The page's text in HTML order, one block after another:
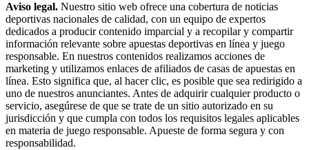
Aviso legal. Nuestro sitio web ofrece una cobertura de noticias
deportivas nacionales de calidad, con un equipo de expertos
dedicados a producir contenido imparcial y a recopilar y compartir
información relevante sobre apuestas deportivas en línea y juego
responsable. En nuestros contenidos realizamos acciones de
marketing y utilizamos enlaces de afiliados de casas de apuestas en
línea. Esto significa que, al hacer clic, es posible que sea redirigido a
uno de nuestros anunciantes. Antes de adquirir cualquier producto o
servicio, asegúrese de que se trate de un sitio autorizado en su
jurisdicción y que cumpla con todos los requisitos legales aplicables
en materia de juego responsable. Apueste de forma segura y con
responsabilidad.